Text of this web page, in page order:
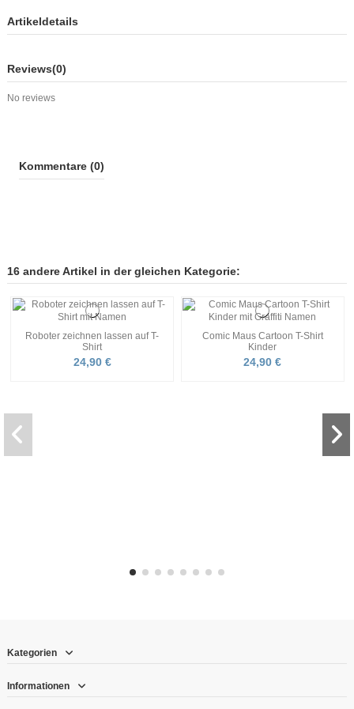
Artikeldetails
Reviews(0)
No reviews
Kommentare (0)
16 andere Artikel in der gleichen Kategorie:
Roboter zeichnen lassen auf T-
Shirt
24,90 €
Comic Maus Cartoon T-Shirt
Kinder
24,90 €
Kategorien
Informationen